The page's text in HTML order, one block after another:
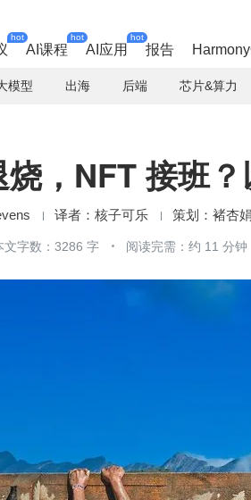
hot
AI课程
hot
AI应用
hot
报告
模型 出海 后端 芯片&算力
，NFT 接班
核子可乐 褚杏娟
文字数：3286 字 阅读完需：约 11 分钟